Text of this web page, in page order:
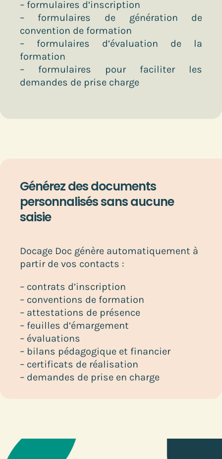
– formulaires d’inscription
– formulaires de génération de
convention de formation
– formulaires d’évaluation de la
formation
– formulaires pour faciliter les
demandes de prise charge
Générez des documents
personnalisés sans aucune
saisie
Docage Doc génère automatiquement à
partir de vos contacts :
– contrats d’inscription
– conventions de formation
– attestations de présence
– feuilles d’émargement
– évaluations
– bilans pédagogique et financier
– certificats de réalisation
– demandes de prise en charge